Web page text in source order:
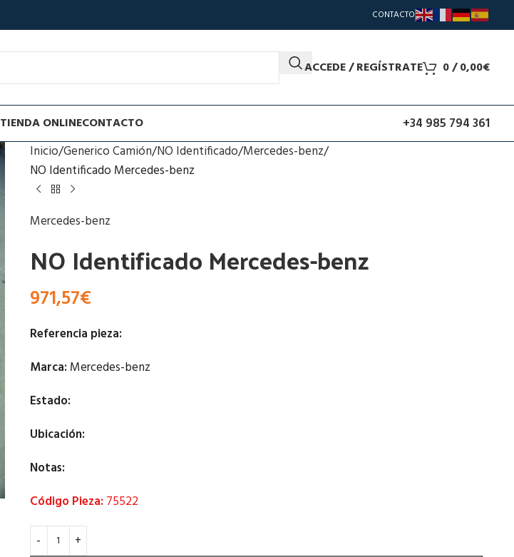
CONTACTO
ACCEDE / REGÍSTRATE 0/0,00€
TIENDA ONLINECONTACTO +34 985 794 361
Inicio Generico Camión NO Identificado Mercedes-benz
NO Identificado Mercedes-benz
Mercedes-benz
NO Identificado Mercedes-benz
971,57€
Referencia pieza:
Marca: Mercedes-benz
Estado:
Ubicación:
Notas:
Código Pieza: 75522